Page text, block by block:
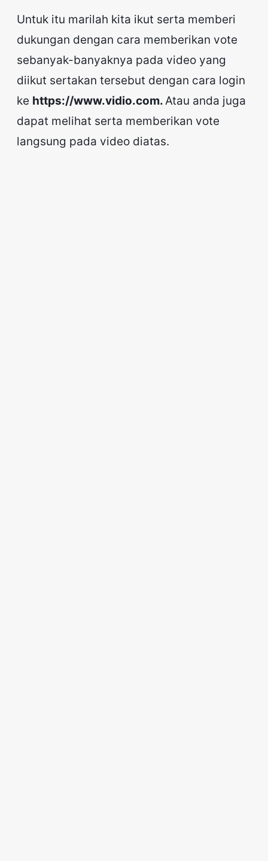
Untuk itu marilah kita ikut serta memberi
dukungan dengan cara memberikan vote
sebanyak-banyaknya pada video yang
diikut sertakan tersebut dengan cara login
ke https://www.vidio.com. Atau anda juga
dapat melihat serta memberikan vote
langsung pada video diatas.